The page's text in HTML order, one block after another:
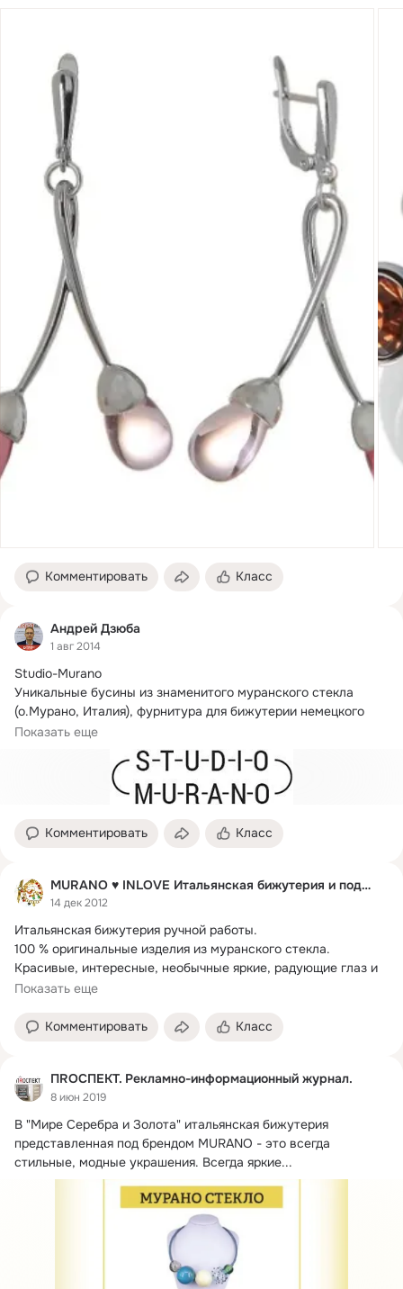
Комментировать Класс
Андрей Дзюба
1 авг 2014
Studio-Murano
Уникальные бусины из знаменитого муранского стекла
(о.Мурано, Италия), фурнитура для бижутерии немецкого
производства, заказы на стеклянные детали для украшений
Показать еще
Комментировать Класс
MURANO ♥ INLOVE Итальянская бижутерия и подарки
14 дек 2012
Итальянская бижутерия ручной работы.
100 % оригинальные изделия из муранского стекла.
Красивые, интересные, необычные яркие, радующие глаз и
душу.
Показать еще
Комментировать Класс
ПRОСПЕКТ. Рекламно-информационный журнал.
8 июн 2019
В "Мире Серебра и Золота" итальянская бижутерия
представленная под брендом MURANO - это всегда
стильные, модные украшения. Всегда яркие...